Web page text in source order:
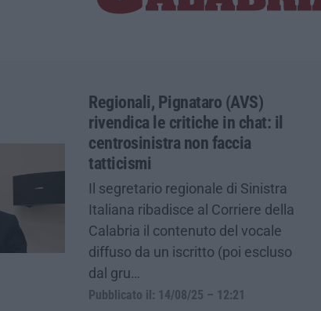
Regionali, Pignataro (AVS)
rivendica le critiche in chat: il
centrosinistra non faccia
tatticismi
Il segretario regionale di Sinistra
Italiana ribadisce al Corriere della
Calabria il contenuto del vocale
diffuso da un iscritto (poi escluso
dal gru…
Pubblicato il: 14/08/25 – 12:21